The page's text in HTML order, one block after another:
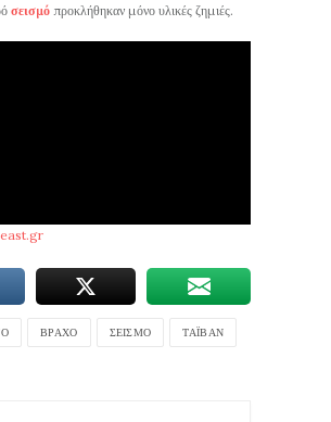
σεισμό προκλήθηκαν μόνο υλικές ζημιές.
ΒΡΆΧΟ ΣΕΙΣΜΌ ΤΑΪΒΆΝ